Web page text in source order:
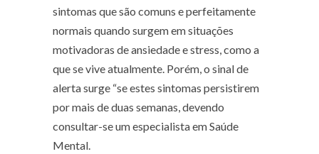
sintomas que são comuns e perfeitamente
normais quando surgem em situações
motivadoras de ansiedade e stress, como a
que se vive atualmente. Porém, o sinal de
alerta surge “se estes sintomas persistirem
por mais de duas semanas, devendo
consultar-se um especialista em Saúde
Mental.